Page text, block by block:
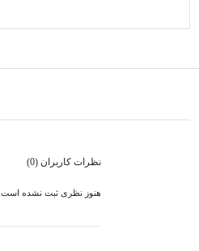
نظرات کاربران (0)
هنوز نظری ثبت نشده است.